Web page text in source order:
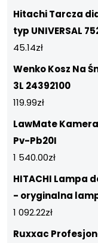
Hitachi Tarcza
typ UNIVERSAL
45.14zł
Wenko Kosz Na
3L 24392100
119.99zł
LawMate
Pv-Pb20I
1 540.00zł
HITACHI Lampa
- oryginalna
1 092.22zł
Ruxxac